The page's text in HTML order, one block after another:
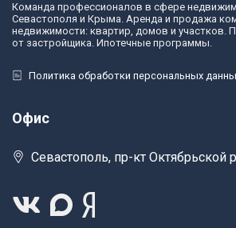
Команда профессионалов в сфере
Севастополя и Крыма. Аренда и продажа
недвижимости: квартир, домов и участков.
от застройщика. Ипотечные программы.
Политика обработки персональных
Офис
Севастополь, пр-кт Октябрьской